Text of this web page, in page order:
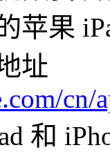
苹果
址
cn/
和